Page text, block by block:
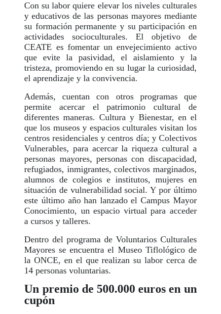
Con su labor quiere elevar los niveles culturales
y educativos de las personas mayores mediante
su formación permanente y su participación en
actividades socioculturales. El objetivo de
CEATE es fomentar un envejecimiento activo
que evite la pasividad, el aislamiento y la
tristeza, promoviendo en su lugar la curiosidad,
el aprendizaje y la convivencia.
Además, cuentan con otros programas que
permite acercar el patrimonio cultural de
diferentes maneras. Cultura y Bienestar, en el
que los museos y espacios culturales visitan los
centros residenciales y centros día; y Colectivos
Vulnerables, para acercar la riqueza cultural a
personas mayores, personas con discapacidad,
refugiados, inmigrantes, colectivos marginados,
alumnos de colegios e institutos, mujeres en
situación de vulnerabilidad social. Y por último
este último año han lanzado el Campus Mayor
Conocimiento, un espacio virtual para acceder
a cursos y talleres.
Dentro del programa de Voluntarios Culturales
Mayores se encuentra el Museo Tiflológico de
la ONCE, en el que realizan su labor cerca de
14 personas voluntarias.
Un premio de 500.000 euros en un
cupón